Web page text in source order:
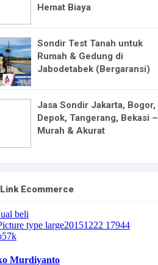
Hemat Biaya
Sondir Test Tanah untuk
Rumah & Gedung di
Jabodetabek (Bergaransi)
Jasa Sondir Jakarta, Bogor,
Depok, Tangerang, Bekasi –
Murah & Akurat
Link Ecommerce